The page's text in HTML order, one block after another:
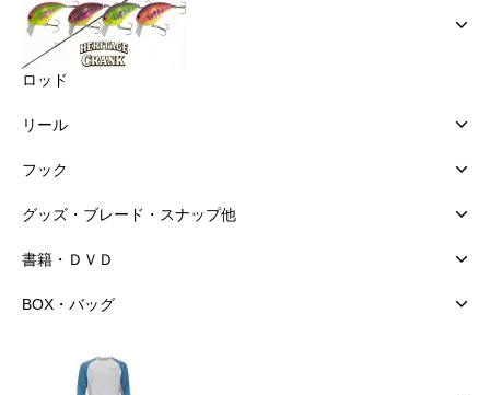
ロッド
リール
フック
グッズ・ブレード・スナップ他
書籍・ＤＶＤ
BOX・バッグ